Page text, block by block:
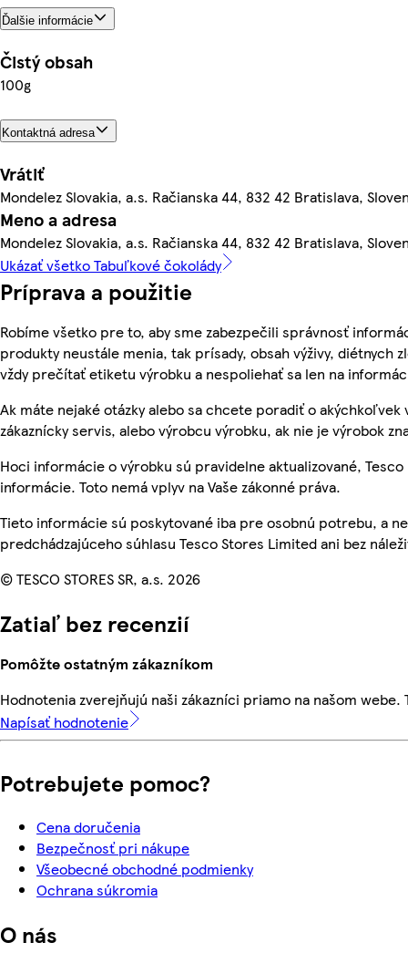
Ďalšie informácie
Čistý obsah
100g
Kontaktná adresa
Vrátiť
Mondelez Slovakia, a.s. Račianska 44, 832 42 Bratislava,
Meno a adresa
Mondelez Slovakia, a.s. Račianska 44, 832 42 Bratislava,
Ukázať všetko Tabuľkové čokolády
Príprava a použitie
Robíme všetko pre to, aby sme zabezpečili správnosť
produkty neustále menia, tak prísady, obsah výživy, diétnych
vždy prečítať etiketu výrobku a nespoliehať sa len na
Ak máte nejaké otázky alebo sa chcete poradiť o akýchkoľvek
zákaznícky servis, alebo výrobcu výrobku, ak nie je výrobok
Hoci informácie o výrobku sú pravidelne aktualizované,
informácie. Toto nemá vplyv na Vaše zákonné práva.
Tieto informácie sú poskytované iba pre osobnú potrebu, a
predchádzajúceho súhlasu Tesco Stores Limited ani bez
© TESCO STORES SR, a.s. 2026
Zatiaľ bez recenzií
Pomôžte ostatným zákazníkom
Hodnotenia zverejňujú naši zákazníci priamo na našom
Napísať hodnotenie
Potrebujete pomoc?
Cena doručenia
Bezpečnosť pri nákupe
Všeobecné obchodné podmienky
Ochrana súkromia
O nás